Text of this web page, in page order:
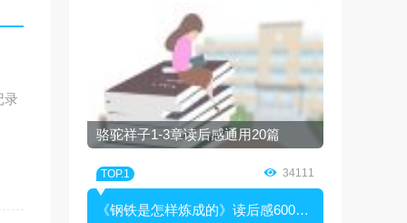
录
骆驼祥子1-3章读后感通用20篇
TOP.1  34111
《钢铁是怎样炼成的》读后感600字10篇